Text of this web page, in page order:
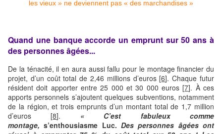
Quand une banque accorde un emprunt sur 50 ans à
des personnes âgées...
De la ténacité, il en aura aussi fallu pour le montage financier du
projet, d’un coût total de 2,46 millions d’euros [6]. Chaque futur
résident doit apporter entre 25 000 et 30 000 euros [7]. À ces
apports personnels s’ajoutent quelques subventions, notamment
de la région, et trois emprunts d’un montant total de 1,7 million
d’euros [8]. « C’est fabuleux comme
montage, s’enthousiasme Luc. Des personnes âgées ont